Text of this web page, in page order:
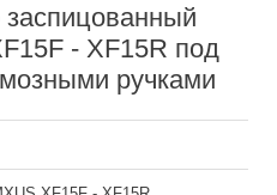
- XF15R под
ручками